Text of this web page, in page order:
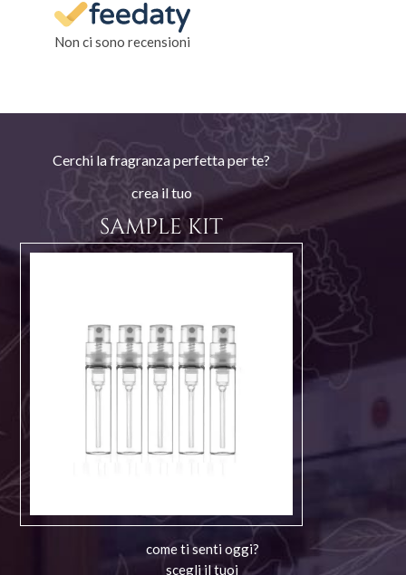
Non ci sono recensioni
Cerchi la fragranza perfetta per te?
crea il tuo
SAMPLE KIT
come ti senti oggi?
scegli il tuoi